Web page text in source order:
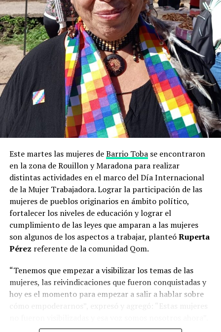
Este martes las mujeres deBarrio Tobase encontraron
en la zona de Rouillon y Maradona para realizar
distintas actividades en el marco del Día Internacional
de la Mujer Trabajadora. Lograr la participación de las
mujeres de pueblos originarios en ámbito político,
fortalecer los niveles de educación y lograr el
cumplimiento de las leyes que amparan a las mujeres
son algunos de los aspectos a trabajar, planteóRuperta
Pérez referente de la comunidad Qom.
“Tenemos que empezar a visibilizar los temas de las
mujeres, las reivindicaciones que fueron conquistadas y
hoy es el momento para empezar a salir a hablar sobre
cómo empoderarnos”, expresó y agregó: “Estas mujeres